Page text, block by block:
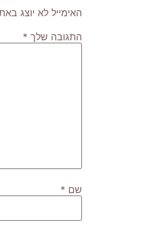
האימייל לא יוצג
התגובה שלך *
שם *